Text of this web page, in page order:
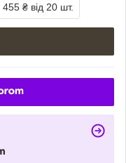
455 ₴ від 20 шт.